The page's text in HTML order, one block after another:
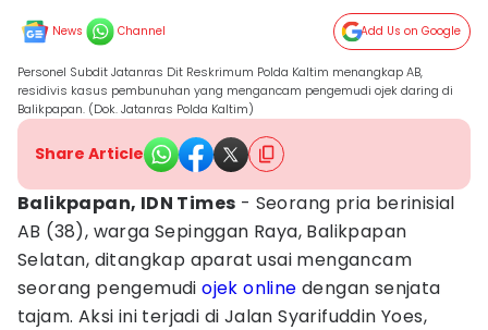
News Channel Add Us on Google
Personel Subdit Jatanras Dit Reskrimum Polda Kaltim menangkap AB,
residivis kasus pembunuhan yang mengancam pengemudi ojek daring di
Balikpapan. (Dok. Jatanras Polda Kaltim)
Share Article
Balikpapan, IDN Times - Seorang pria berinisial
AB (38), warga Sepinggan Raya, Balikpapan
Selatan, ditangkap aparat usai mengancam
seorang pengemudiojek online dengan senjata
tajam. Aksi ini terjadi di Jalan Syarifuddin Yoes,